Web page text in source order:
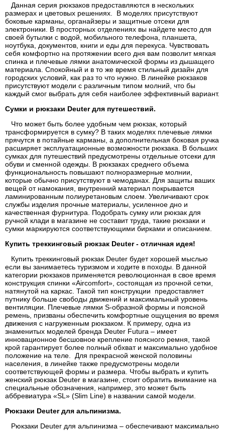
Данная серия рюкзаков предоставляются в нескольких
размерах и цветовых решениях. В моделях присутствуют
боковые карманы, органайзеры и защитные отсеки для
электроники. В просторных отделениях вы найдете место для
своей бутылки с водой, мобильного телефона, планшета,
ноутбука, документов, книги и еды для перекуса. Чувствовать
себя комфортно на протяжении всего дня вам позволит мягкая
спинка и плечевые лямки анатомической формы из дышащего
материала. Спокойный и в то же время стильный дизайн для
городских условий, как раз то что нужно. В линейке рюкзаков
присутствуют модели с различным типом молний, что бы
каждый смог выбрать для себя наиболее эффективный вариант.
Сумки и рюкзаки Deuter для путешествий.
Что может быть более удобным чем рюкзак, который
трансформируется в сумку? В таких моделях плечевые лямки
прячутся в потайные карманы, а дополнительная боковая ручка
расширяет эксплуатационные возможности рюкзака. В больших
сумках для путешествий предусмотрены отдельные отсеки для
обуви и сменной одежды. В рюкзаках среднего объема
функциональность повышают полноразмерные молнии,
которые обычно присутствуют в чемоданах. Для защиты ваших
вещей от намокания, внутренний материал покрывается
ламинированным полиуретановым слоем. Увеличивают срок
службы изделия прочные материалы, усиленное дно и
качественная фурнитура. Подобрать сумку или рюкзак для
ручной клади в магазине не составит труда, такие рюкзаки и
сумки маркируются соответствующими бирками и описанием.
Купить треккинговый рюкзак Deuter - отличная идея!
Купить треккинговый рюкзак Deuter будет хорошей мыслью
если вы занимаетесь туризмом и ходите в походы. В данной
категории рюкзаков применяется революционная в свое время
конструкция спинки «Aircomfort», состоящая из прочной сетки,
натянутой на каркас. Такой тип конструкции предоставляет
путнику больше свободы движений и максимальный уровень
вентиляции. Плечевые лямки S-образной формы и поясной
ремень, призваны обеспечить комфортные ощущения во время
движения с нагруженным рюкзаком. К примеру, одна из
знаменитых моделей бренда Deuter Futura – имеет
инновационное бесшовное крепление поясного ремня, такой
крой гарантирует более полный обхват и максимально удобное
положение на теле. Для прекрасной женской половины
населения, в линейке также предусмотрены модели
соответствующей формы и размера. Чтобы выбрать и купить
женский рюкзак Deuter в магазине, стоит обратить внимание на
специальные обозначения, например, это может быть
аббревиатура «SL» (Slim Line) в названии самой модели.
Рюкзаки Deuter для альпинизма.
Рюкзаки Deuter для альпинизма – обеспечивают максимально